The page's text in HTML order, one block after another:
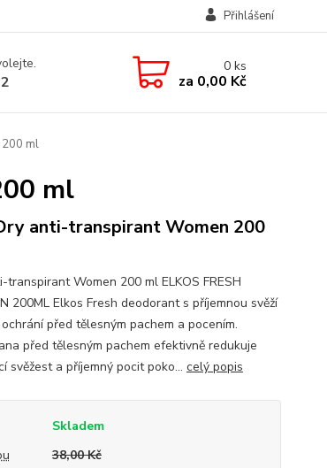
Přihlášení
0ks
za 0,00 Kč
200 ml
ml
anti-transpirant Women 200
Women 200 ml ELKOS FRESH
200ML Elkos Fresh deodorant s příjemnou svěží
před tělesným pachem a pocením.
před tělesným pachem efektivně redukuje
svěžest a příjemný pocit poko... celý popis
Skladem
38,00 Kč